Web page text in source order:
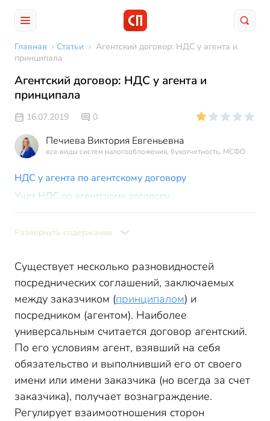
Главная › Статьи › Агентский договор: НДС у агента и
принципала
Агентский договор: НДС у агента и
принципала
16.07.2019 0
Печиева Виктория Евгеньевна
все виды систем налогообложения, бухотчетность, МСФО
НДС у агента по агентскому договору
Учет НДС по агентскому договору
Агентский договор: НДС у принципала
Развернуть содержание
Существует несколько разновидностей
посреднических соглашений, заключаемых
между заказчиком (принципалом) и
посредником (агентом). Наиболее
универсальным считается договор агентский.
По его условиям агент, взявший на себя
обязательство и выполнивший его от своего
имени или имени заказчика (но всегда за счет
заказчика), получает вознаграждение.
Регулирует взаимоотношения сторон